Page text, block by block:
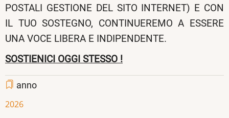
POSTALI GESTIONE DEL SITO INTERNET) E CON
IL TUO SOSTEGNO, CONTINUEREMO A ESSERE
UNA VOCE LIBERA E INDIPENDENTE.
SOSTIENICI OGGI STESSO !
anno
2026